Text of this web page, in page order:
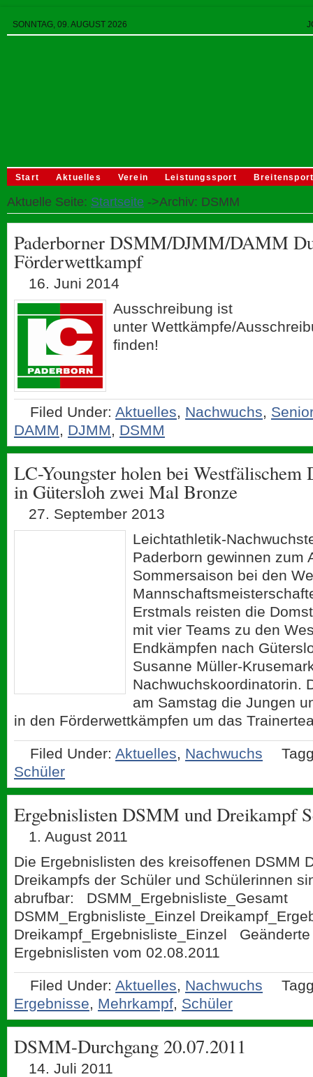
SONNTAG, 09. AUGUST 2026
Start Aktuelles Verein Leistungssport
Aktuelle Seite: Startseite ->Archiv: DSMM
Paderborner DSMM/DJMM/DAMM
Förderwettkampf
16. Juni 2014
Ausschreibung ist
unter Wettkämpfe/
finden!
Filed Under: Aktuelles, Nachwuchs,
DAMM, DJMM, DSMM
LC-Youngster holen bei
in Gütersloh zwei Mal Bronze
27. September 2013
Leichtathletik-
Paderborn gewinnen zum
Sommersaison bei den
Erstmals reisten die
mit vier Teams zu den
Endkämpfen nach
Susanne Müller-
Nachwuchskoordinatorin.
am Samstag die Jungen
in den Förderwettkämpfen um das
Filed Under: Aktuelles, Nachwuchs
Schüler
Ergebnislisten DSMM und Dreikampf
1. August 2011
Die Ergebnislisten des kreisoffenen DSMM
Dreikampfs der Schüler und Schülerinnen
abrufbar: DSMM_Ergebnisliste_Gesamt
DSMM_Ergbnisliste_Einzel
Dreikampf_Ergebnisliste_Einzel
Ergebnislisten vom 02.08.2011
Filed Under: Aktuelles, Nachwuchs
Ergebnisse, Mehrkampf, Schüler
DSMM-Durchgang 20.07.2011
14. Juli 2011